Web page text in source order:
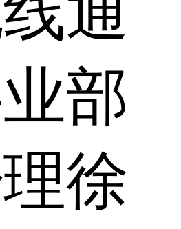
部
徐